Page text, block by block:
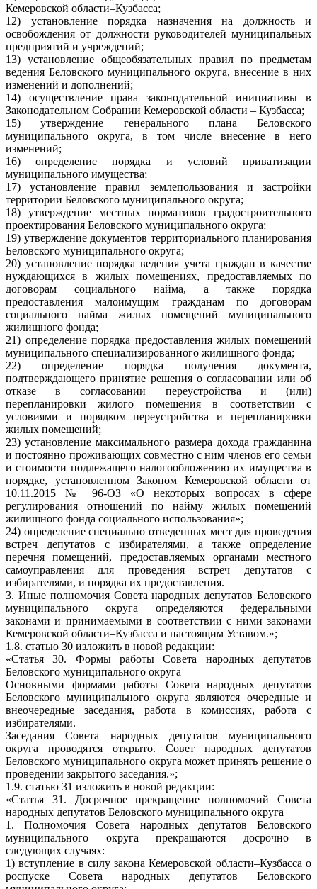
Кемеровской области–Кузбасса;
12) установление порядка назначения на должность и
освобождения от должности руководителей муниципальных
предприятий и учреждений;
13) установление общеобязательных правил по предметам
ведения Беловского муниципального округа, внесение в них
изменений и дополнений;
14) осуществление права законодательной инициативы в
Законодательном Собрании Кемеровской области – Кузбасса;
15) утверждение генерального плана Беловского
муниципального округа, в том числе внесение в него
изменений;
16) определение порядка и условий приватизации
муниципального имущества;
17) установление правил землепользования и застройки
территории Беловского муниципального округа;
18) утверждение местных нормативов градостроительного
проектирования Беловского муниципального округа;
19) утверждение документов территориального планирования
Беловского муниципального округа;
20) установление порядка ведения учета граждан в качестве
нуждающихся в жилых помещениях, предоставляемых по
договорам социального найма, а также порядка
предоставления малоимущим гражданам по договорам
социального найма жилых помещений муниципального
жилищного фонда;
21) определение порядка предоставления жилых помещений
муниципального специализированного жилищного фонда;
22) определение порядка получения документа,
подтверждающего принятие решения о согласовании или об
отказе в согласовании переустройства и (или)
перепланировки жилого помещения в соответствии с
условиями и порядком переустройства и перепланировки
жилых помещений;
23) установление максимального размера дохода гражданина
и постоянно проживающих совместно с ним членов его семьи
и стоимости подлежащего налогообложению их имущества в
порядке, установленном Законом Кемеровской области от
10.11.2015 № 96-ОЗ «О некоторых вопросах в сфере
регулирования отношений по найму жилых помещений
жилищного фонда социального использования»;
24) определение специально отведенных мест для проведения
встреч депутатов с избирателями, а также определение
перечня помещений, предоставляемых органами местного
самоуправления для проведения встреч депутатов с
избирателями, и порядка их предоставления.
3. Иные полномочия Совета народных депутатов Беловского
муниципального округа определяются федеральными
законами и принимаемыми в соответствии с ними законами
Кемеровской области–Кузбасса и настоящим Уставом.»;
1.8. статью 30 изложить в новой редакции:
«Статья 30. Формы работы Совета народных депутатов
Беловского муниципального округа
Основными формами работы Совета народных депутатов
Беловского муниципального округа являются очередные и
внеочередные заседания, работа в комиссиях, работа с
избирателями.
Заседания Совета народных депутатов муниципального
округа проводятся открыто. Совет народных депутатов
Беловского муниципального округа может принять решение о
проведении закрытого заседания.»;
1.9. статью 31 изложить в новой редакции:
«Статья 31. Досрочное прекращение полномочий Совета
народных депутатов Беловского муниципального округа
1. Полномочия Совета народных депутатов Беловского
муниципального округа прекращаются досрочно в
следующих случаях:
1) вступление в силу закона Кемеровской области–Кузбасса о
роспуске Совета народных депутатов Беловского